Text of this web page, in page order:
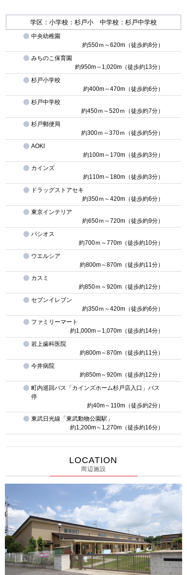
学区：小学校：杉戸小 中学校：杉戸中学校
中央幼稚園
約550ｍ～620m（徒歩約8分）
みちのこ保育園
約950m～1,020m（徒歩約13分）
杉戸小学校
約400m～470m（徒歩約6分）
杉戸中学校
約450ｍ～520ｍ（徒歩約7分）
杉戸郵便局
約300ｍ～370ｍ（徒歩約5分）
AOKI
約100m～170m（徒歩約3分）
カインズ
約110m～180m（徒歩約3分）
ドラッグストアセキ
約350ｍ～420m（徒歩約6分）
東京インテリア
約650ｍ～720m（徒歩約9分）
パシオス
約700ｍ～770m（徒歩約10分）
ウエルシア
約800m～870m（徒歩約11分）
カスミ
約850ｍ～920m（徒歩約12分）
セブンイレブン
約350ｍ～420m（徒歩約6分）
ファミリーマート
約1,000m～1,070m（徒歩約14分）
岩上歯科医院
約800m～870m（徒歩約11分）
今井病院
約850m～920m（徒歩約12分）
町内巡回バス「カインズホーム杉戸店入口」バス
停
約40m～110m（徒歩約2分）
東武日光線「東武動物公園駅」
約1,200m～1,270m（徒歩約16分）
LOCATION
周辺施設